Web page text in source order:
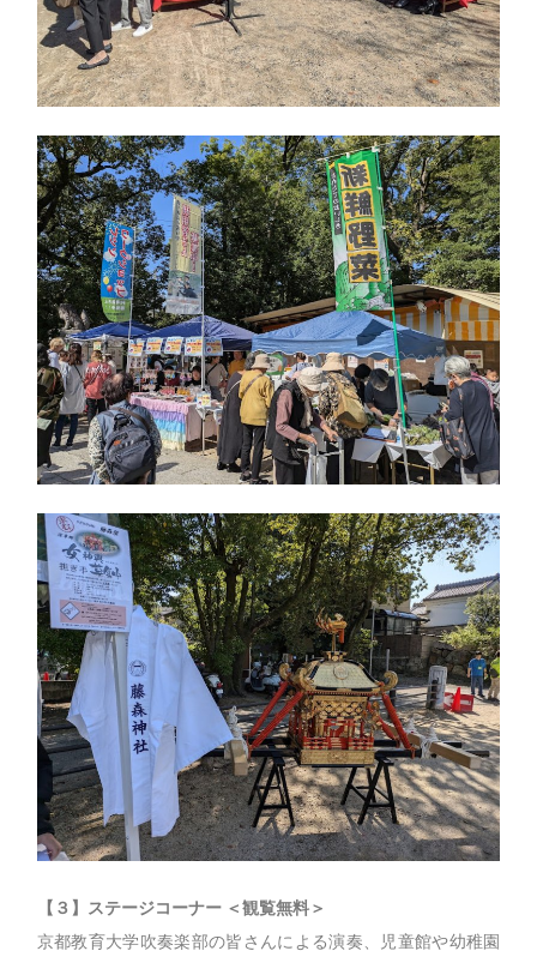
【３】ステージコーナー ＜観覧無料＞
京都教育大学吹奏楽部の皆さんによる演奏、児童館や幼稚園